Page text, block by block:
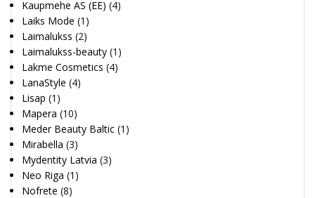
Kaupmehe AS (EE) (4)
Laiks Mode (1)
Laimalukss (2)
Laimalukss-beauty (1)
Lakme Cosmetics (4)
LanaStyle (4)
Lisap (1)
Mapera (10)
Meder Beauty Baltic (1)
Mirabella (3)
Mydentity Latvia (3)
Neo Riga (1)
Nofrete (8)